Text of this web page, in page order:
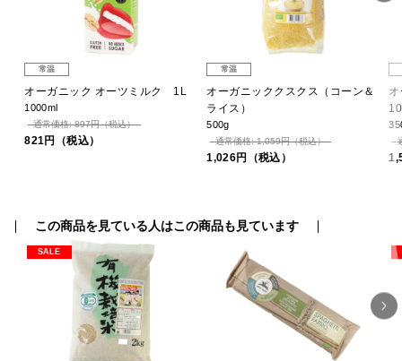
常温
オーガニック オーツミルク 1L
1000ml
通常価格: 897円（税込）
821円（税込）
常温
オーガニッククスクス（コーン＆
ライス）
500g
通常価格: 1,059円（税込）
1,026円（税込）
この商品を見ている人はこの商品も見ています
SALE